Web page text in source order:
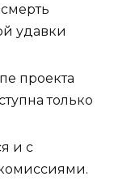
удавки
проекта
только
и с